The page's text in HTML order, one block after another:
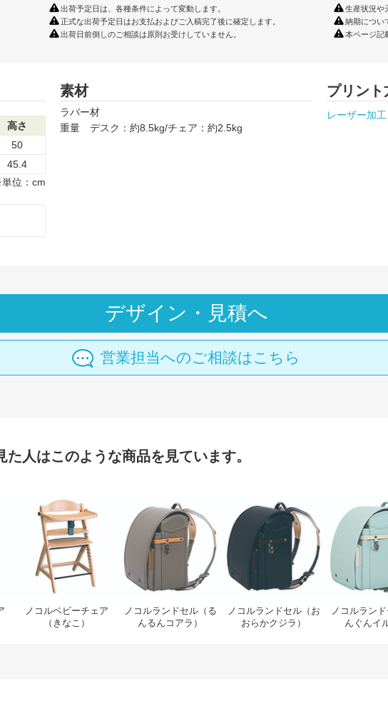
出荷予定日は、各種条件によって変動します。
正式な出荷予定日はお支払およびご入稿完了後に確定します。
出荷日前倒しのご相談は原則お受けしていません。
生産状況や
納期につい
本ページ記
高さ
50
45.4
位：cm
素材
ラバー材
重量 デスク：約8.5kg/チェア：約2.5kg
プリント
レーザー加工
デザイン・見積へ
営業担当へのご相談はこちら
人はこのような商品を見ています。
（おそば）
ノコルベビーチェア（さくらもち）
ノコルベビーチェア
（きなこ）
ノコルベビーチェア（きなこ）
ノコルランドセル（る
んるんコアラ）
ノコルランドセル（るんるんコアラ
ノコルランドセル（お
おらかクジラ）
ノコルラン
ノコルラン
んぐんイ